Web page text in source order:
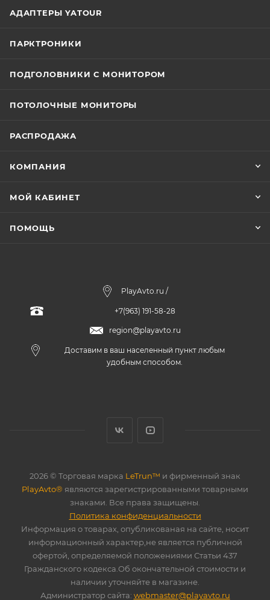
АДАПТЕРЫ YATOUR
ПАРКТРОНИКИ
ПОДГОЛОВНИКИ С МОНИТОРОМ
ПОТОЛОЧНЫЕ МОНИТОРЫ
РАСПРОДАЖА
КОМПАНИЯ
МОЙ КАБИНЕТ
ПОМОЩЬ
PlayAvto.ru /
+7(963) 191-58-28
region@playavto.ru
Доставим в ваш населенный пункт любым
удобным способом.
2026 © Торговая марка LeTrun™ и фирменный знак
PlayAvto® являются зарегистрированными товарными
знаками. Все права защищены.
Политика конфиденциальности
Информация о товарах, опубликованая на сайте, носит
информационный характер,не является публичной
офертой, определяемой положениями Статьи 437
Гражданского кодекса.Об окончательной стоимости и
наличии уточняйте в магазине.
Администратор сайта: webmaster@playavto.ru